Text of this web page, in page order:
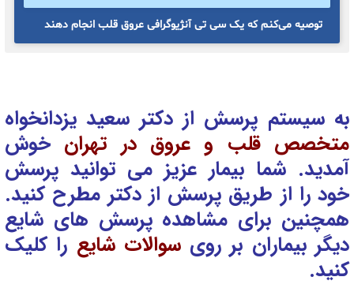
توصیه می‌کنم که یک سی تی آنژیوگرافی عروق قلب انجام دهند
به سیستم پرسش از دکتر سعید یزدانخواه
متخصص قلب و عروق در تهران خوش
آمدید. شما بیمار عزیز می توانید پرسش
خود را از طریق پرسش از دکتر مطرح کنید.
همچنین برای مشاهده پرسش های شایع
دیگر بیماران بر روی سوالات شایع را کلیک
کنید.